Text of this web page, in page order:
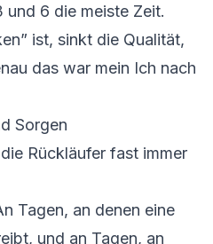
6 die meiste Zeit.
ist, sinkt die Qualität,
das war mein Ich nach
Sorgen
Rückläufer fast immer
Tagen, an denen eine
und an Tagen, an